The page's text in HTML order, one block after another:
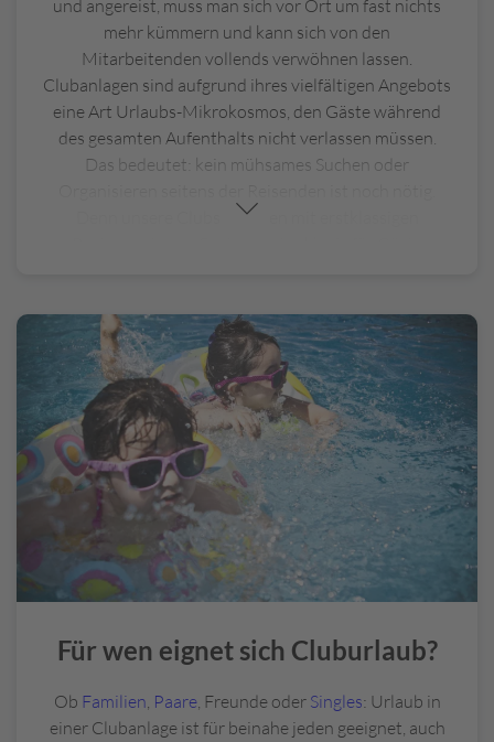
und angereist, muss man sich vor Ort um fast nichts
mehr kümmern und kann sich von den
Mitarbeitenden vollends verwöhnen lassen.
Clubanlagen sind aufgrund ihres vielfältigen Angebots
eine Art Urlaubs-Mikrokosmos, den Gäste während
des gesamten Aufenthalts nicht verlassen müssen.
Das bedeutet: kein mühsames Suchen oder
Denn unsere Clubs punkten mit erstklassigen
Wellnessanwendungen oder spannenden
Abendveranstaltungen – in der Anlage ist alles
vorhanden. Häufig sind auchAll-Inclusive-Pakete
buchbar, in denen unter anderem das ausgezeichnete
Essen, die meisten Getränke und viele Sportangebote
enthalten sind. So halten sich die Ausgaben vor Ort in
Grenzen und die Urlaubskasse wird geschont.
Interessante Ausflüge in die Umgebung sind natürlich
gegen Aufpreis auch möglich.
Für wen eignet sich Cluburlaub?
Ob Familien, Paare, Freunde oder Singles: Urlaub in
einer Clubanlage ist für beinahe jeden geeignet, auch